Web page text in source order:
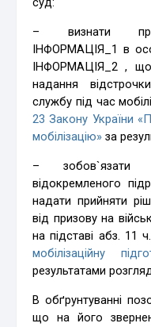
– визнати
ІНФОРМАЦІЯ_1 в
ІНФОРМАЦІЯ_2 ,
надання
службу під час
23 Закону України
мобілізацію» за
– зобов`язати
відокремленого
надати прийняти
від призову на
на підставі абз. 11
мобілізаційну
результатами
В обґрунтуванні
що на його